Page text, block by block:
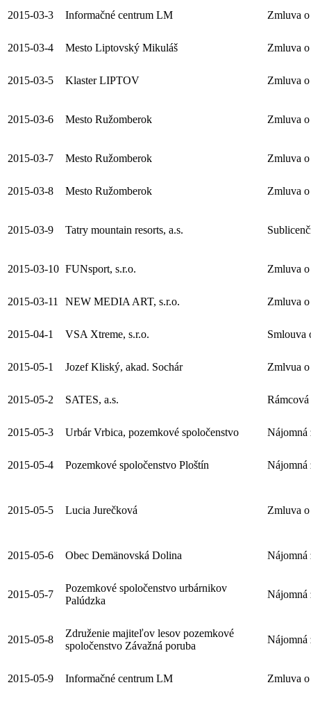
2015-03-3 Informačné centrum LM Zmluva
2015-03-4 Mesto Liptovský Mikuláš Zmluva
2015-03-5 Klaster LIPTOV Zmluva
2015-03-6 Mesto Ružomberok Zmluva
2015-03-7 Mesto Ružomberok Zmluva
2015-03-8 Mesto Ružomberok Zmluva
2015-03-9 Tatry mountain resorts, a.s.
2015-03-10 FUNsport, s.r.o. Zmluva
2015-03-11 NEW MEDIA ART, s.r.o. Zmluva
2015-04-1 VSA Xtreme, s.r.o. Smlouva
2015-05-1 Jozef Kliský, akad. Sochár Zmlvua
2015-05-2 SATES, a.s.
2015-05-3 Urbár Vrbica, pozemkové spoločenstvo Nájomná
2015-05-4 Pozemkové spoločenstvo Ploštín Nájomná
2015-05-5 Lucia Jurečková Zmluva
2015-05-6 Obec Demänovská Dolina Nájomná
2015-05-7
Pozemkové spoločenstvo urbárnikov
Palúdzka
Nájomná
2015-05-8
Združenie majiteľov lesov pozemkové
spoločenstvo Závažná poruba
Nájomná
2015-05-9 Informačné centrum LM Zmluva